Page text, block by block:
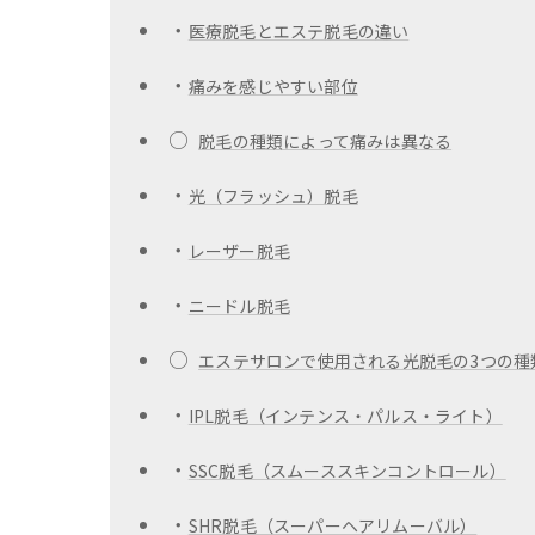
・ 医療脱毛とエステ脱毛の違い
・ 痛みを感じやすい部位
○ 脱毛の種類によって痛みは異なる
・ 光（フラッシュ）脱毛
・ レーザー脱毛
・ ニードル脱毛
○ エステサロンで使用される光脱毛の3つの種
・ IPL脱毛（インテンス・パルス・ライト）
・ SSC脱毛（スムーススキンコントロール）
・ SHR脱毛（スーパーヘアリムーバル）